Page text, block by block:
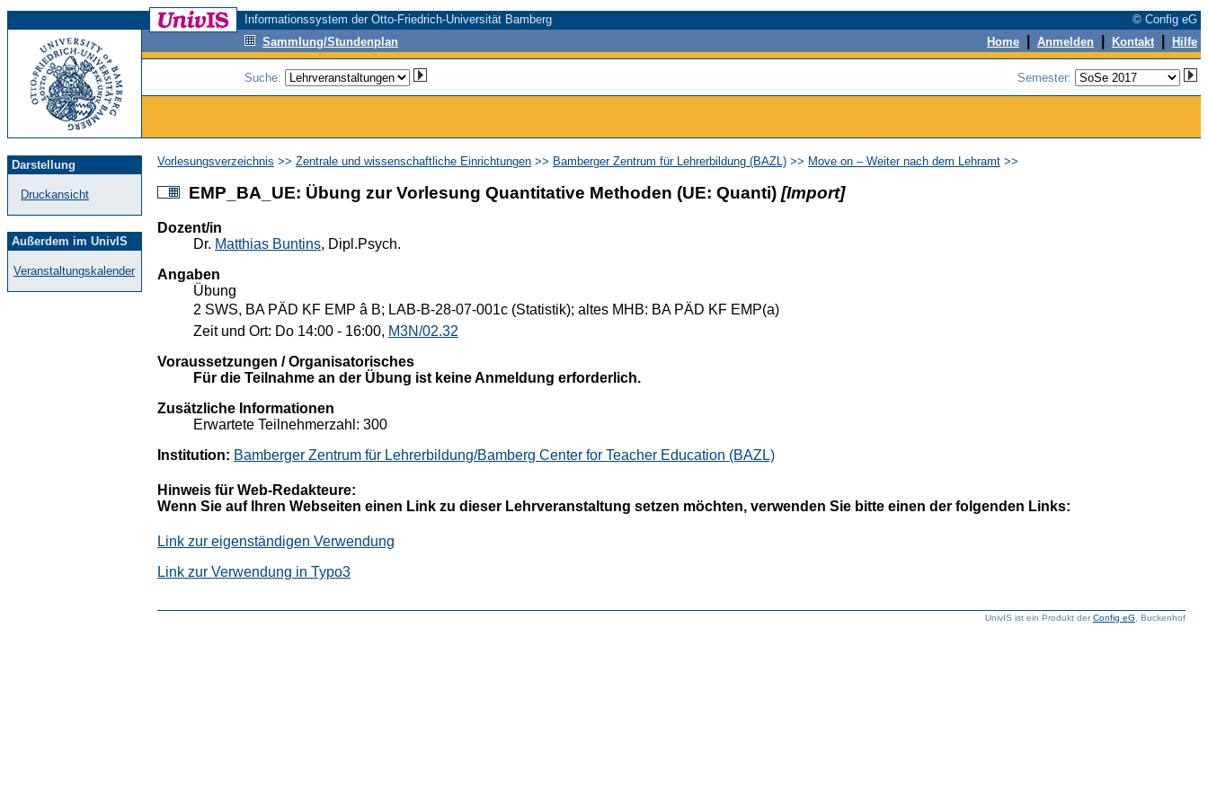
Informationssystem der Otto-Friedrich-Universität Bamberg
© Config eG
Sammlung/Stundenplan
Home Anmelden Kontakt Hilfe
Suche: Semester:
Darstellung
Druckansicht
Außerdem im UnivIS
Veranstaltungskalender
Vorlesungsverzeichnis >> Zentrale und wissenschaftliche Einrichtungen >> Bamberger Zentrum für Lehrerbildung (BAZL) >> Move on – Weiter nach dem Lehramt >>
EMP_BA_UE: Übung zur Vorlesung Quantitative Methoden (UE: Quanti) [Import]
Dozent/in
Dr. Matthias Buntins, Dipl.Psych.
Angaben
Übung
2 SWS, BA PÄD KF EMP â B; LAB-B-28-07-001c (Statistik); altes MHB: BA PÄD KF EMP(a)
Zeit und Ort: Do 14:00 - 16:00, M3N/02.32
Voraussetzungen / Organisatorisches
Für die Teilnahme an der Übung ist keine Anmeldung erforderlich.
Zusätzliche Informationen
Erwartete Teilnehmerzahl: 300
Institution: Bamberger Zentrum für Lehrerbildung/Bamberg Center for Teacher Education (BAZL)
Hinweis für Web-Redakteure:
Wenn Sie auf Ihren Webseiten einen Link zu dieser Lehrveranstaltung setzen möchten, verwenden Sie bitte einen der folgenden Links:
Link zur eigenständigen Verwendung
Link zur Verwendung in Typo3
UnivIS ist ein Produkt derConfig eG , Buckenhof